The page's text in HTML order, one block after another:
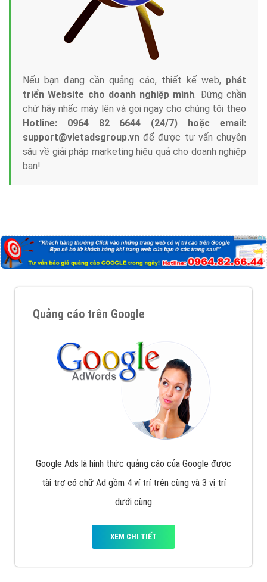
Nếu bạn đang cần quảng cáo, thiết kế web, phát
triển Website cho doanh nghiệp mình. Đừng chần
chừ hãy nhấc máy lên và gọi ngay cho chúng tôi theo
Hotline: 0964 82 6644 (24/7) hoặc email:
support@vietadsgroup.vn để được tư vấn chuyên
sâu về giải pháp marketing hiệu quả cho doanh nghiệp
bạn!
Quảng cáo trên Google
Google Ads là hình thức quảng cáo của Google được
tài trợ có chữ Ad gồm 4 ví trí trên cùng và 3 vị trí
dưới cùng
XEM CHI TIẾT